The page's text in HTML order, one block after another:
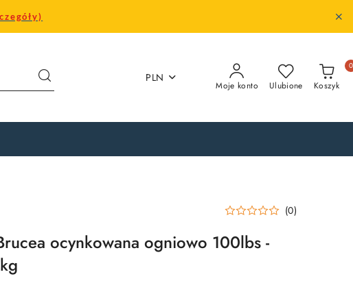
PLN
Moje konto Ulubione Koszyk
0
(0)
ocynkowana ogniowo 100lbs -